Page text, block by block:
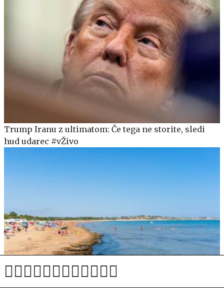
Trump Iranu z ultimatom: Če tega ne storite, sledi
hud udarec #vŽivo